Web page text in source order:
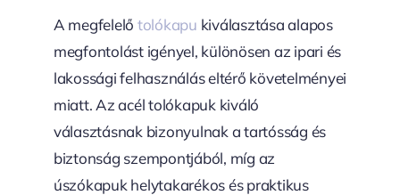
A megfelelő tolókapu kiválasztása alapos
megfontolást igényel, különösen az ipari és
lakossági felhasználás eltérő követelményei
miatt. Az acél tolókapuk kiváló
választásnak bizonyulnak a tartósság és
biztonság szempontjából, míg az
úszókapuk helytakarékos és praktikus